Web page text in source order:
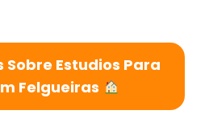
Sobre Estudios Para
Felgueiras